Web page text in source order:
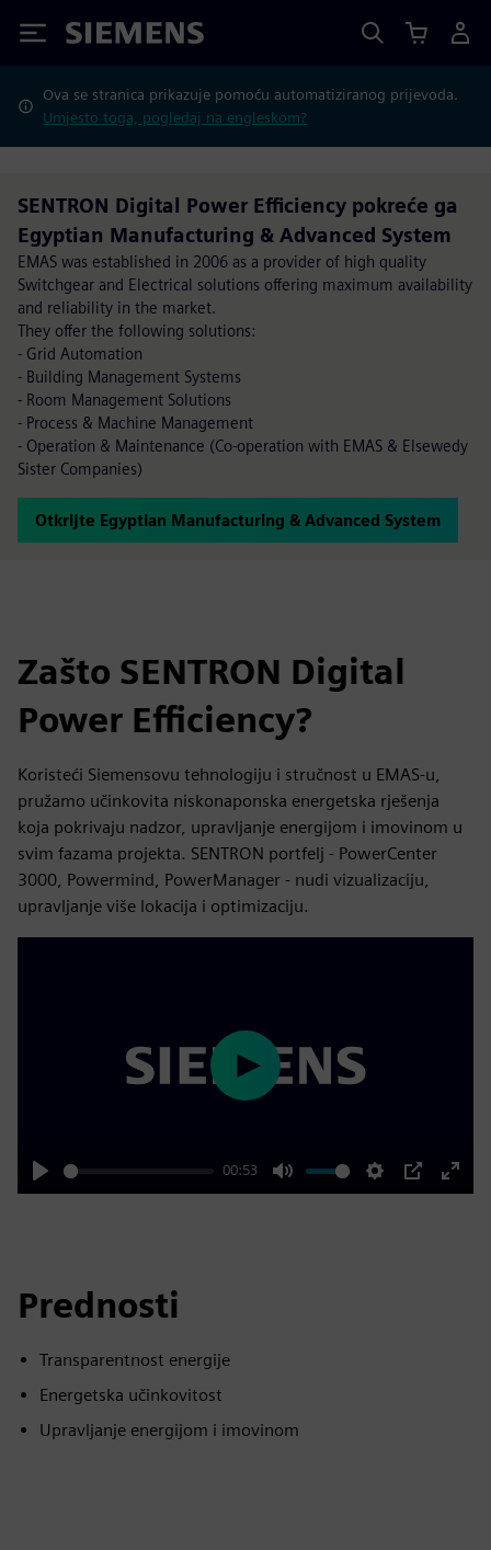
Siemens
Ova se stranica prikazuje pomoću automatiziranog prijevoda.
Umjesto toga, pogledaj na engleskom?
SENTRON Digital Power Efficiency pokreće ga
Egyptian Manufacturing & Advanced System
EMAS was established in 2006 as a provider of high quality
Switchgear and Electrical solutions offering maximum availability
and reliability in the market.
They offer the following solutions:
- Grid Automation
- Building Management Systems
- Room Management Solutions
- Process & Machine Management
- Operation & Maintenance (Co-operation with EMAS & Elsewedy
Sister Companies)
Otkrijte Egyptian Manufacturing & Advanced System
Zašto SENTRON Digital
Power Efficiency?
Koristeći Siemensovu tehnologiju i stručnost u EMAS-u,
pružamo učinkovita niskonaponska energetska rješenja
koja pokrivaju nadzor, upravljanje energijom i imovinom u
svim fazama projekta. SENTRON portfelj - PowerCenter
3000, Powermind, PowerManager - nudi vizualizaciju,
upravljanje više lokacija i optimizaciju.
Play
00:53
Mute Settings
PIP
Enter
Play
Prednosti
Transparentnost energije
Energetska učinkovitost
Upravljanje energijom i imovinom